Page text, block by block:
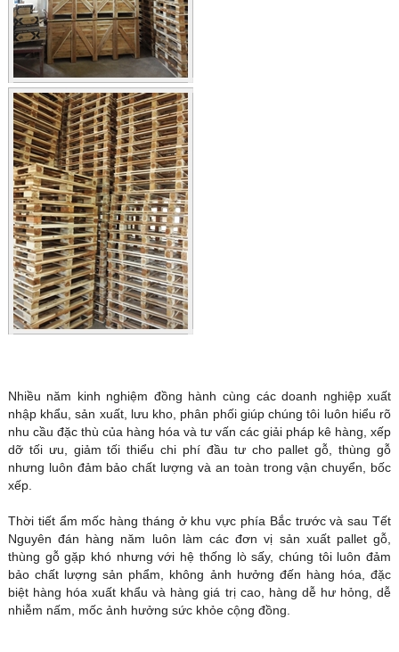
Nhiều năm kinh nghiệm đồng hành cùng các doanh nghiệp xuất
nhập khẩu, sản xuất, lưu kho, phân phối giúp chúng tôi luôn hiểu rõ
nhu cầu đặc thù của hàng hóa và tư vấn các giải pháp kê hàng, xếp
dỡ tối ưu, giảm tối thiểu chi phí đầu tư cho pallet gỗ, thùng gỗ
nhưng luôn đảm bảo chất lượng và an toàn trong vận chuyển, bốc
xếp.
Thời tiết ẩm mốc hàng tháng ở khu vực phía Bắc trước và sau Tết
Nguyên đán hàng năm luôn làm các đơn vị sản xuất pallet gỗ,
thùng gỗ gặp khó nhưng với hệ thống lò sấy, chúng tôi luôn đảm
bảo chất lượng sản phẩm, không ảnh hưởng đến hàng hóa, đặc
biệt hàng hóa xuất khẩu và hàng giá trị cao, hàng dễ hư hỏng, dễ
nhiễm nấm, mốc ảnh hưởng sức khỏe cộng đồng.